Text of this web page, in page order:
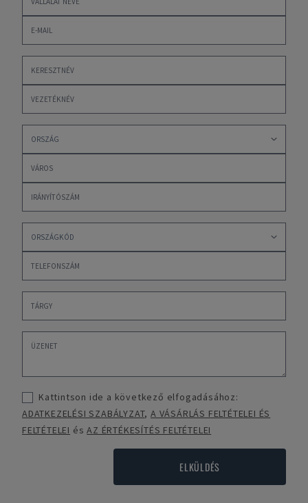
Kattintson ide a következő elfogadásához:
ADATKEZELÉSI SZABÁLYZAT,A VÁSÁRLÁS FELTÉTELEI ÉS
FELTÉTELEI ésAZ ÉRTÉKESÍTÉS FELTÉTELEI
ELKÜLDÉS